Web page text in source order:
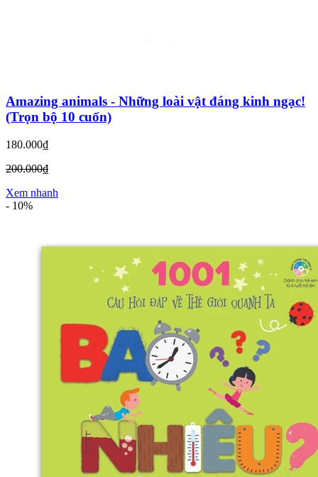
Amazing animals - Những loài vật đáng kinh ngạc!
(Trọn bộ 10 cuốn)
180.000₫
200.000₫
Xem nhanh
- 10%